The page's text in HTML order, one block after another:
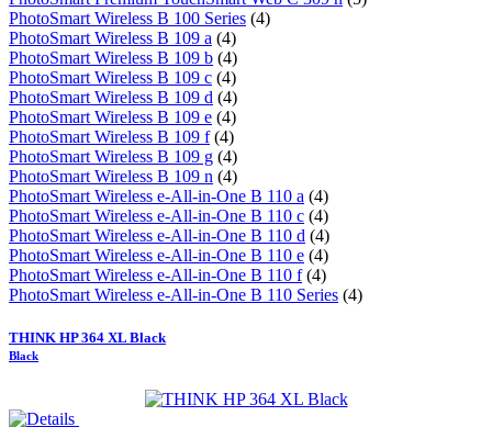
PhotoSmart Wireless B 100 Series (4)
PhotoSmart Wireless B 109 a (4)
PhotoSmart Wireless B 109 b (4)
PhotoSmart Wireless B 109 c (4)
PhotoSmart Wireless B 109 d (4)
PhotoSmart Wireless B 109 e (4)
PhotoSmart Wireless B 109 f(4)
PhotoSmart Wireless B 109 g (4)
PhotoSmart Wireless B 109 n (4)
PhotoSmart Wireless e-All-in-One B 110 a (4)
PhotoSmart Wireless e-All-in-One B 110 c (4)
PhotoSmart Wireless e-All-in-One B 110 d (4)
PhotoSmart Wireless e-All-in-One B 110 e (4)
PhotoSmart Wireless e-All-in-One B 110 f(4)
PhotoSmart Wireless e-All-in-One B 110 Series (4)
THINK HP 364 XL Black
Black